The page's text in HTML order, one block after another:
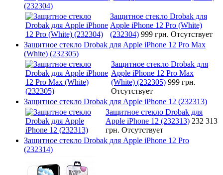
(232304)
Защитное стекло Drobak для
Apple iPhone 12 Pro (White)
(232304) 999 грн. Отсутствует
Защитное стекло Drobak для Apple iPhone 12 Pro Max
(White) (232305)
Защитное стекло Drobak для
Apple iPhone 12 Pro Max
(White) (232305) 999 грн.
Отсутствует
Защитное стекло Drobak для Apple iPhone 12 (232313)
Защитное стекло Drobak для
Apple iPhone 12 (232313) 232 313
грн. Отсутствует
Защитное стекло Drobak для Apple iPhone 12 Pro
(232314)